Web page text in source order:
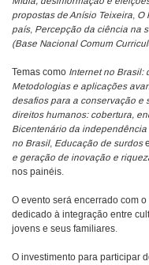
propostas de Anísio Teixeira, O
país, Percepção da ciência na
(Base Nacional Comum
Temas como Internet no Brasil:
Metodologias e aplicações
desafios para a conservação e
direitos humanos: cobertura,
Bicentenário da
no Brasil, Educação de surdose
e geração de inovação e
nos painéis.
O evento será encerrado com o
dedicado à integração entre
jovens e seus familiares.
O investimento para participar